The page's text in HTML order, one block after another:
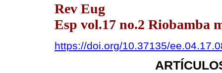
Rev Eug
Esp vol.17 no.2 Riobamba
https://doi.org/10.37135/